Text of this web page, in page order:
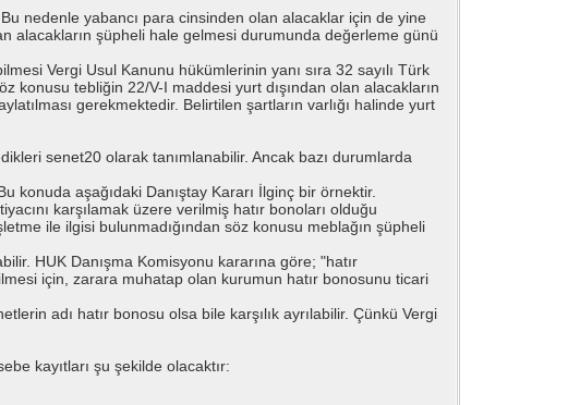
nedenle yabancı para cinsinden olan alacaklar için de yine
alacakların şüpheli hale gelmesi durumunda değerleme günü
Vergi Usul Kanunu hükümlerinin yanı sıra 32 sayılı Türk
konusu tebliğin 22/V-I maddesi yurt dışından olan alacakların
gerekmektedir. Belirtilen şartların varlığı halinde yurt
senet20 olarak tanımlanabilir. Ancak bazı durumlarda
konuda aşağıdaki Danıştay Kararı İlginç bir örnektir.
karşılamak üzere verilmiş hatır bonoları olduğu
ile ilgisi bulunmadığından söz konusu meblağın şüpheli
HUK Danışma Komisyonu kararına göre; "hatır
için, zarara muhatap olan kurumun hatır bonosunu ticari
adı hatır bonosu olsa bile karşılık ayrılabilir. Çünkü Vergi
kayıtları şu şekilde olacaktır: